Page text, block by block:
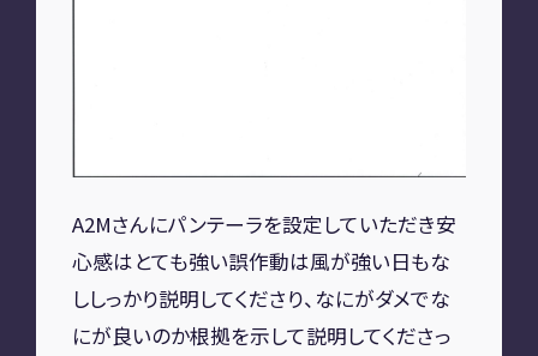
A2Mさんにパンテーラを設定していただき安
心感はとても強い誤作動は風が強い日もな
ししっかり説明してくださり、なにがダメでな
にが良いのか根拠を示して説明してくださっ
CONTACT
お問い合わせ